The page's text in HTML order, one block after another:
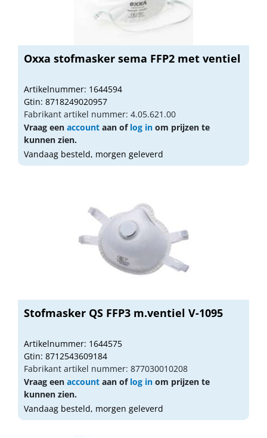
Oxxa stofmasker sema FFP2 met ventiel
Artikelnummer: 1644594
Gtin: 8718249020957
Fabrikant artikel nummer: 4.05.621.00
Vraag een account aan of log in om prijzen te
kunnen zien.
Vandaag besteld, morgen geleverd
Stofmasker QS FFP3 m.ventiel V-1095
Artikelnummer: 1644575
Gtin: 8712543609184
Fabrikant artikel nummer: 877030010208
Vraag een account aan of log in om prijzen te
kunnen zien.
Vandaag besteld, morgen geleverd